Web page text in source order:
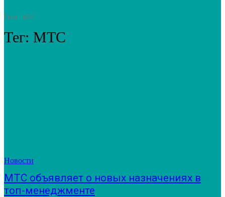
Теги МТС
Тег: МТС
Новости
МТС объявляет о новых назначениях в
топ-менеджменте